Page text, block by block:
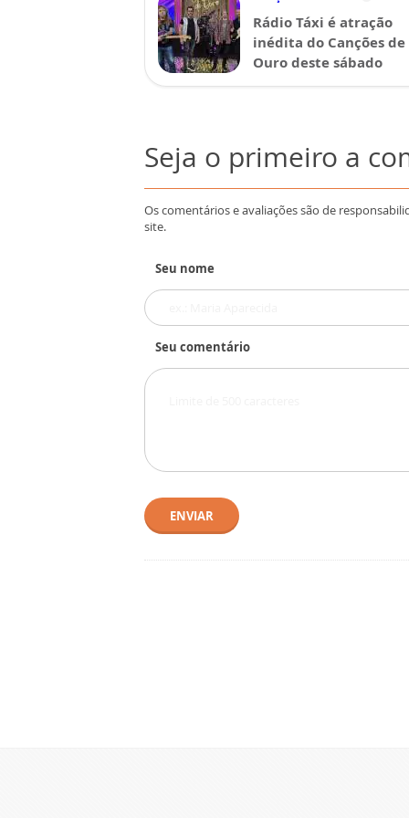
Rádio Táxi é atração
inédita do Canções de
Ouro deste sábado
Seja o primeiro a
Os comentários e avaliações são de
site.
Seu nome
Seu comentário
ENVIAR